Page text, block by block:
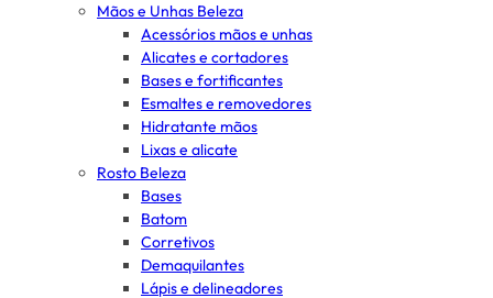
Mãos e Unhas Beleza
Acessórios mãos e unhas
Alicates e cortadores
Bases e fortificantes
Esmaltes e removedores
Hidratante mãos
Lixas e alicate
Rosto Beleza
Bases
Batom
Corretivos
Demaquilantes
Lápis e delineadores